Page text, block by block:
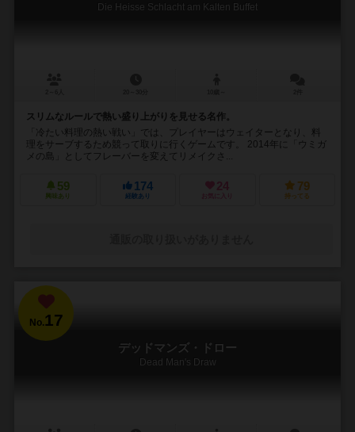
Die Heisse Schlacht am Kalten Buffet
スリムなルールで熱い盛り上がりを見せる名作。
「冷たい料理の熱い戦い」では、プレイヤーはウェイターとなり、料
理をサーブするため競って取りに行くゲームです。 2014年に「ウミガ
メの島」としてフレーバーを変えてリメイクさ...
59
興味あり
174
経験あり
24
お気に入り
79
持ってる
No.17
デッドマンズ・ドロー
Dead Man's Draw